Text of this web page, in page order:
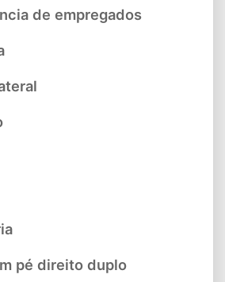
de empregados
pé direito duplo